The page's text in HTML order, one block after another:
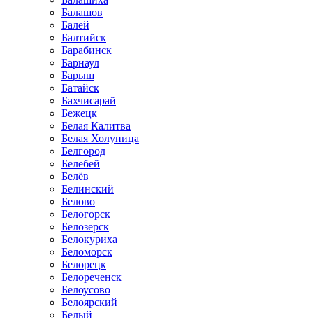
Балашов
Балей
Балтийск
Барабинск
Барнаул
Барыш
Батайск
Бахчисарай
Бежецк
Белая Калитва
Белая Холуница
Белгород
Белебей
Белёв
Белинский
Белово
Белогорск
Белозерск
Белокуриха
Беломорск
Белорецк
Белореченск
Белоусово
Белоярский
Белый